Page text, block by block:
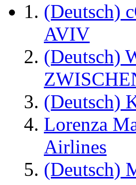
(Deutsch)
AVIV
(Deutsch)
(Deutsch)
Lorenza
Airlines
(Deutsch)